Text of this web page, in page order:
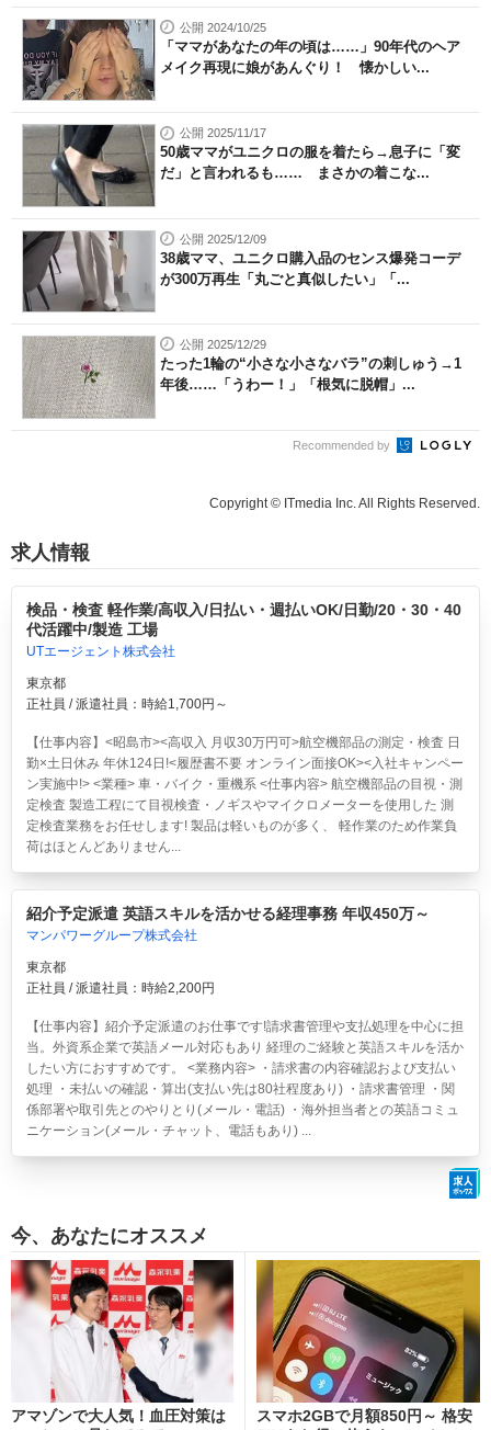
公開 2024/10/25
「ママがあなたの年の頃は……」90年代のヘア
メイク再現に娘があんぐり！ 懐かしい...
公開 2025/11/17
50歳ママがユニクロの服を着たら→息子に「変
だ」と言われるも…… まさかの着こな...
公開 2025/12/09
38歳ママ、ユニクロ購入品のセンス爆発コーデ
が300万再生「丸ごと真似したい」「...
公開 2025/12/29
たった1輪の“小さな小さなバラ”の刺しゅう→1
年後……「うわー！」「根気に脱帽」...
Recommended by
Copyright © ITmedia Inc. All Rights Reserved.
求人情報
検品・検査 軽作業/高収入/日払い・週払いOK/日勤/20・30・40
代活躍中/製造 工場
UTエージェント株式会社
東京都
正社員 / 派遣社員：時給1,700円～
【仕事内容】<昭島市><高収入 月収30万円可>航空機部品の測定・検査 日
勤×土日休み 年休124日!<履歴書不要 オンライン面接OK><入社キャンペー
ン実施中!> <業種> 車・バイク・重機系 <仕事内容> 航空機部品の目視・測
定検査 製造工程にて目視検査・ノギスやマイクロメーターを使用した 測
定検査業務をお任せします! 製品は軽いものが多く、 軽作業のため作業負
荷はほとんどありません...
紹介予定派遣 英語スキルを活かせる経理事務 年収450万～
マンパワーグループ株式会社
東京都
正社員 / 派遣社員：時給2,200円
【仕事内容】紹介予定派遣のお仕事です!請求書管理や支払処理を中心に担
当。外資系企業で英語メール対応もあり 経理のご経験と英語スキルを活か
したい方におすすめです。 <業務内容> ・請求書の内容確認および支払い
処理 ・未払いの確認・算出(支払い先は80社程度あり) ・請求書管理 ・関
係部署や取引先とのやりとり(メール・電話) ・海外担当者との英語コミュ
ニケーション(メール・チャット、電話もあり) ...
今、あなたにオススメ
アマゾンで大人気！血圧対策は
スマホ2GBで月額850円～ 格安